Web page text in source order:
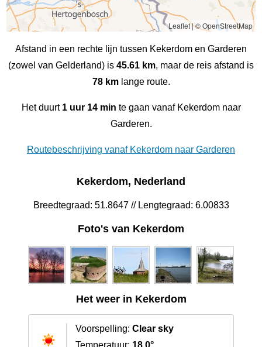
Leaflet|© OpenStreetMap
Afstand in een rechte lijn tussen Kekerdom en Garderen
(zowel van Gelderland) is 45.61 km, maar de reis afstand is
78 kmlange route.
Het duurt 1 uur 14 min te gaan vanaf Kekerdom naar
Garderen.
Routebeschrijving vanaf Kekerdom naar Garderen
Kekerdom, Nederland
Breedtegraad: 51.8647 // Lengtegraad: 6.00833
Foto's van Kekerdom
Het weer in Kekerdom
Voorspelling: Clear sky